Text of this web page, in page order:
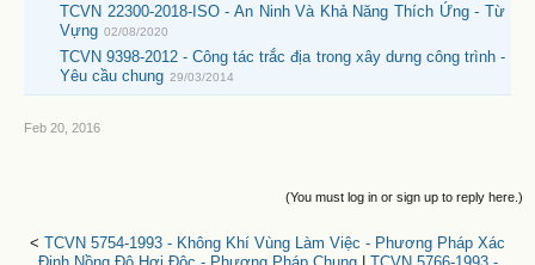
TCVN 22300-2018-ISO - An Ninh Và Khả Năng Thích Ứng - Từ
Vựng 02/08/2020
TCVN 9398-2012 - Công tác trắc địa trong xây dưng công trình -
Yêu cầu chung 29/03/2014
Feb 20, 2016
(You must log in or sign up to reply here.)
< TCVN 5754-1993 - Không Khí Vùng Làm Việc - Phương Pháp Xác